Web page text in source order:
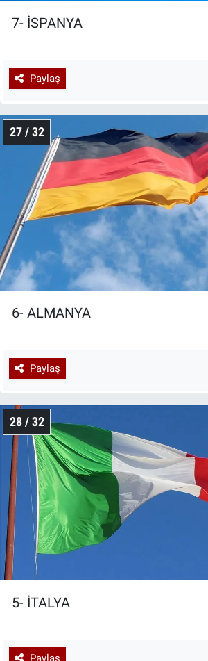
7- İSPANYA
Paylaş
27 / 32
6- ALMANYA
Paylaş
28 / 32
5- İTALYA
Paylaş